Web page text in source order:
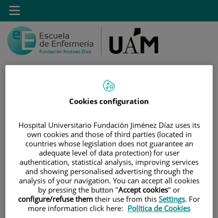
Saltar al contenido
contenido
Toggle
navigation
INICIO|ESTUDIOS|POSTGRADO
|MÁSTER PROPIO POR LA UAM EN MANEJO Y
CUIDADOS DEL PACIENTE CON DISPOSITIVO DE ACCESO
VASCULAR
|CALENDARIO Y HORARIOS DE CLASE
Cookies configuration
Hospital Universitario Fundación Jiménez Díaz uses its
own cookies and those of third parties (located in
countries whose legislation does not guarantee an
adequate level of data protection) for user
authentication, statistical analysis, improving services
and showing personalised advertising through the
analysis of your navigation. You can accept all cookies
by pressing the button "Accept cookies" or
configure/refuse them their use from this Settings. For
more information click here: Política de Cookies